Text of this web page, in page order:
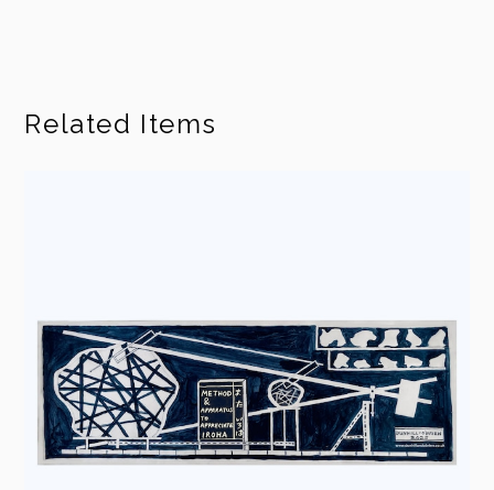
Related Items